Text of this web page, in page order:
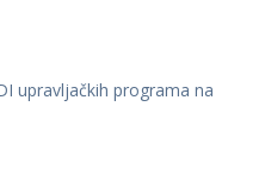
upravljačkih programa na